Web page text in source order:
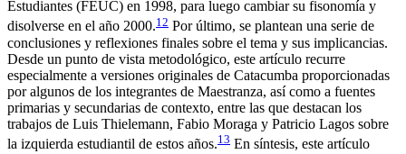
Estudiantes (FEUC) en 1998, para luego cambiar su fisonomía y
disolverse en el año 2000.12 Por último, se plantean una serie de
conclusiones y reflexiones finales sobre el tema y sus implicancias.
Desde un punto de vista metodológico, este artículo recurre
especialmente a versiones originales de Catacumba proporcionadas
por algunos de los integrantes de Maestranza, así como a fuentes
primarias y secundarias de contexto, entre las que destacan los
trabajos de Luis Thielemann, Fabio Moraga y Patricio Lagos sobre
la izquierda estudiantil de estos años.13 En síntesis, este artículo